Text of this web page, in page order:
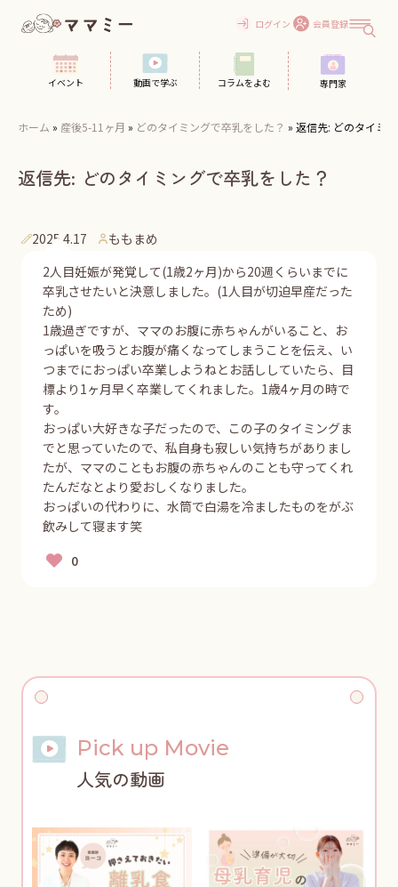
ログイン 会員登録
イベント 動画で学ぶ コラムをよむ 専門家
ホーム » 産後5-11ヶ月 » どのタイミングで卒乳をした？ » 返信先: どのタイミ
返信先: どのタイミングで卒乳をした？
ももまめ
2025.4.17
2人目妊娠が発覚して(1歳2ヶ月)から20週くらいまでに
卒乳させたいと決意しました。(1人目が切迫早産だった
ため)
1歳過ぎですが、ママのお腹に赤ちゃんがいること、お
っぱいを吸うとお腹が痛くなってしまうことを伝え、い
つまでにおっぱい卒業しようねとお話ししていたら、目
標より1ヶ月早く卒業してくれました。1歳4ヶ月の時で
す。
おっぱい大好きな子だったので、この子のタイミングま
でと思っていたので、私自身も寂しい気持ちがありまし
たが、ママのこともお腹の赤ちゃんのことも守ってくれ
たんだなとより愛おしくなりました。
おっぱいの代わりに、水筒で白湯を冷ましたものをがぶ
飲みして寝ます笑
Pick up Movie
人気の動画